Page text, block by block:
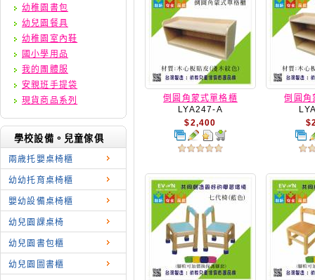
幼稚園書包
幼兒園餐具
幼稚園室內鞋
國小學用品
我的團體服
安親班手提袋
現貨商品系列
學校設備。兒童傢俱
兩歳托嬰桌椅櫃
幼幼托育桌椅櫃
嬰幼設備桌椅櫃
幼兒園課桌椅
幼兒園書包櫃
幼兒園圖書櫃
倒圓角蒙式單格櫃
LYA247-A
$2,400
倒圓角